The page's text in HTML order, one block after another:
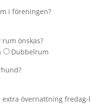
i föreningen?
önskas?
Dubbelrum
extra övernattning fredag-